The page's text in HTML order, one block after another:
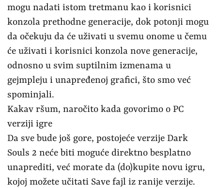
mogu nadati istom tretmanu kao i korisnici
konzola prethodne generacije, dok potonji mogu
da očekuju da će uživati u svemu onome u čemu
će uživati i korisnici konzola nove generacije,
odnosno u svim suptilnim izmenama u
gejmpleju i unapređenoj grafici, što smo već
spominjali.
Kakav ršum, naročito kada govorimo o PC
verziji igre
Da sve bude još gore, postojeće verzije Dark
Souls 2 neće biti moguće direktno besplatno
unaprediti, već morate da (do)kupite novu igru,
kojoj možete učitati Save fajl iz ranije verzije.